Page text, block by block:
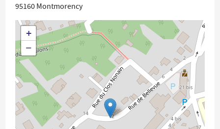
95160 Montmorency
+
−